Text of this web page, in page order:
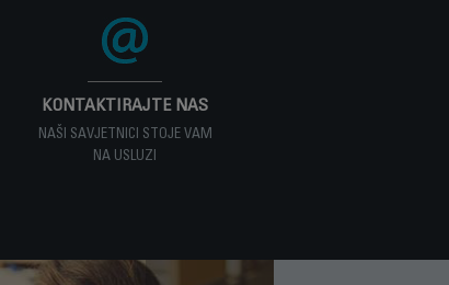
KONTAKTIRAJTE NAS
NAŠI SAVJETNICI STOJE VAM
NA USLUZI